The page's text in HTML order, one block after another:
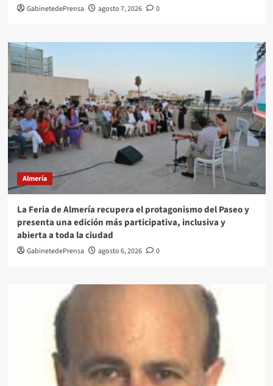
GabinetedePrensa agosto 7, 2026 0
Almería
La Feria de Almería recupera el protagonismo del Paseo y
presenta una edición más participativa, inclusiva y
abierta a toda la ciudad
GabinetedePrensa agosto 6, 2026 0